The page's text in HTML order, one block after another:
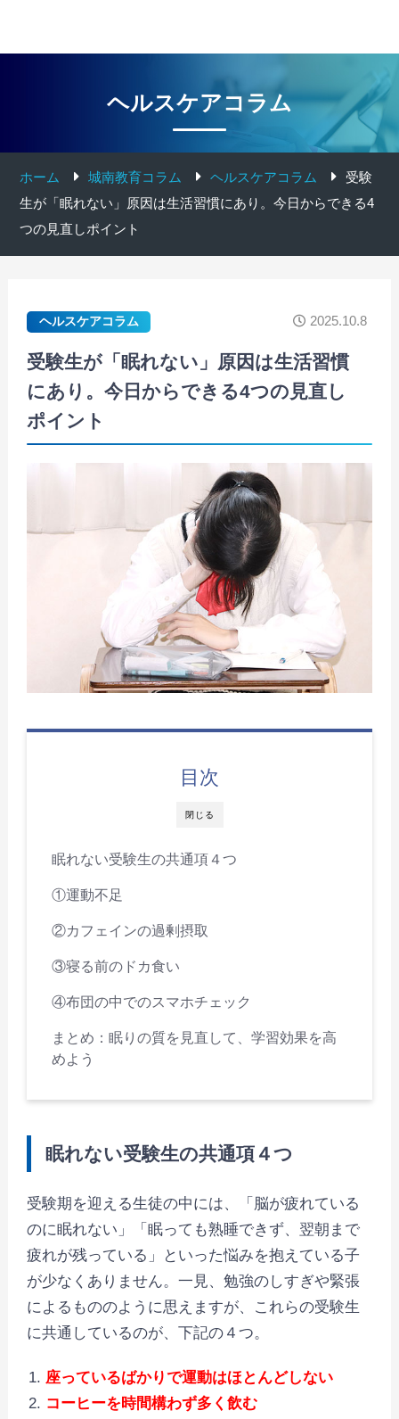
ヘルスケアコラム
ホーム 城南教育コラム ヘルスケアコラム
受験
生が「眠れない」原因は生活習慣にあり。今日からできる4
つの見直しポイント
ヘルスケアコラム 2025.10.8
受験生が「眠れない」原因は生活習慣
にあり。今日からできる4つの見直し
ポイント
閉じる
目次
眠れない受験生の共通項４つ
①運動不足
②カフェインの過剰摂取
③寝る前のドカ食い
④布団の中でのスマホチェック
まとめ：眠りの質を見直して、学習効果を高
めよう
眠れない受験生の共通項４つ
受験期を迎える生徒の中には、「脳が疲れている
のに眠れない」「眠っても熟睡できず、翌朝まで
疲れが残っている」といった悩みを抱えている子
が少なくありません。一見、勉強のしすぎや緊張
によるもののように思えますが、これらの受験生
に共通しているのが、下記の４つ。
座っているばかりで運動はほとんどしない
コーヒーを時間構わず多く飲む